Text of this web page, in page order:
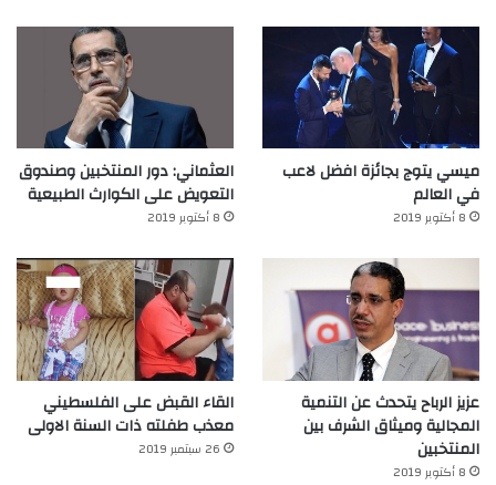
ميسي يتوج بجائزة افضل لاعب
في العالم‎
8 أكتوبر 2019
العثماني: دور المنتخبين وصندوق
التعويض على الكوارث الطبيعية
8 أكتوبر 2019
عزيز الرباح يتحدث عن التنمية
المجالية وميثاق الشرف بين
المنتخبين
8 أكتوبر 2019
القاء القبض على الفلسطيني
معذب طفلته ذات السنة الاولى
26 سبتمبر 2019